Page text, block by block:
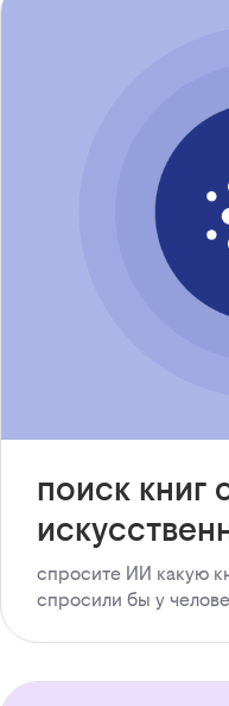
поиск
спросите ИИ какую
спросили бы у